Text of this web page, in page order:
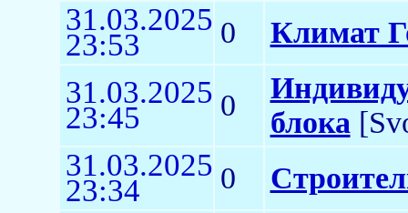
31.03.2025
23:53 0 Климат
31.03.2025
23:45 0
блока
31.03.2025
23:34 0